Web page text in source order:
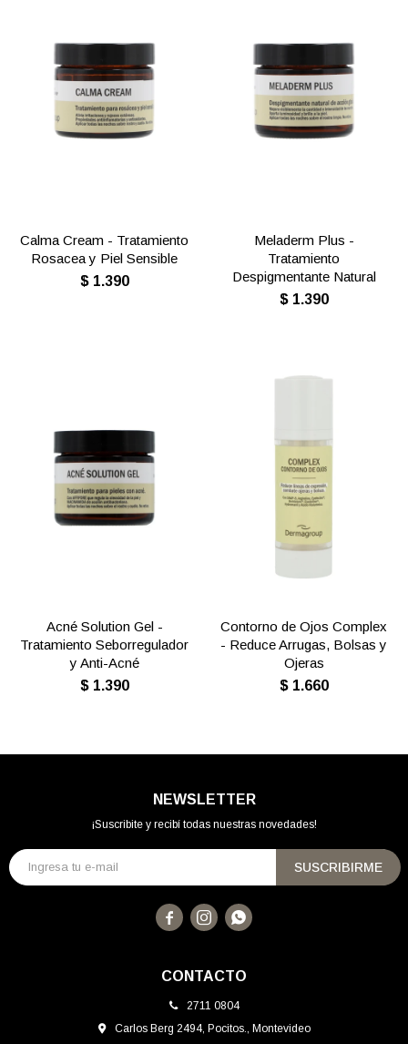
Calma Cream - Tratamiento
Rosacea y Piel Sensible
$ 1.390
Meladerm Plus -
Tratamiento
Despigmentante Natural
$ 1.390
Acné Solution Gel -
Tratamiento Seborregulador
y Anti-Acné
$ 1.390
Contorno de Ojos Complex
- Reduce Arrugas, Bolsas y
Ojeras
$ 1.660
CONTACTO
2711 0804
Carlos Berg 2494, Pocitos., Montevideo
NEWSLETTER
¡Suscribite y recibí todas nuestras novedades!
SUSCRIBIRME
  